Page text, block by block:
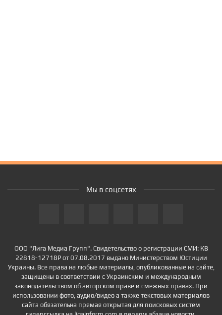
ООО "Лига Медиа Групп". Свидетельство о регистрации СМИ: КВ
22818-12718Р от 07.08.2017 выдано Министерством Юстиции
Украины. Все права на любые материалы, опубликованные на сайте,
защищены в соответствии с Украинским и международным
законодательством об авторском праве и смежных правах. При
использовании фото, аудио/видео а также текстовых материалов
сайта обязательна прямая открытая для поисковых систем
Мы в соцсетях